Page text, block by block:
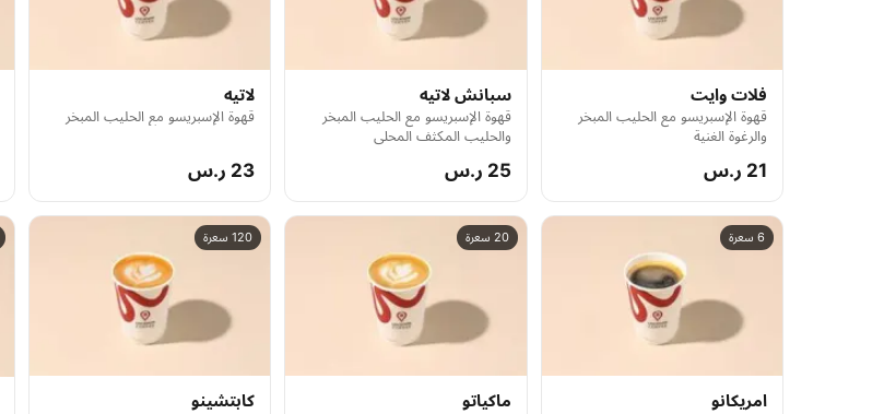
فلات وايت
قهوة الإسبريسو مع الحليب المبخر
والرغوة الغنية
21 ر.س
سبانش لاتيه
قهوة الإسبريسو مع الحليب المبخر
والحليب المكثف المحلى
25 ر.س
لاتيه
قهوة الإسبريسو مع الحليب المبخر
23 ر.س
6 سعرة
امريكانو
20 سعرة
ماكياتو
120 سعرة
كابتشينو